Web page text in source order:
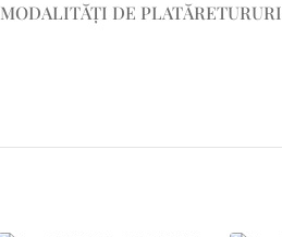
MODALITĂȚI DE PLATĂRETURURI